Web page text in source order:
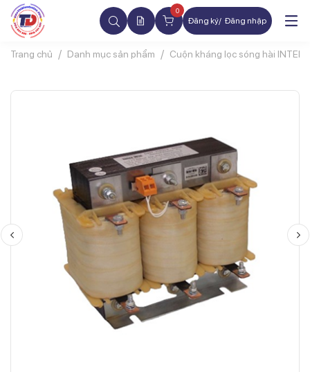
0
Đăng ký Đăng nhập
Trang chủ Danh mục sản phẩm Cuộn kháng lọc sóng hài INTER